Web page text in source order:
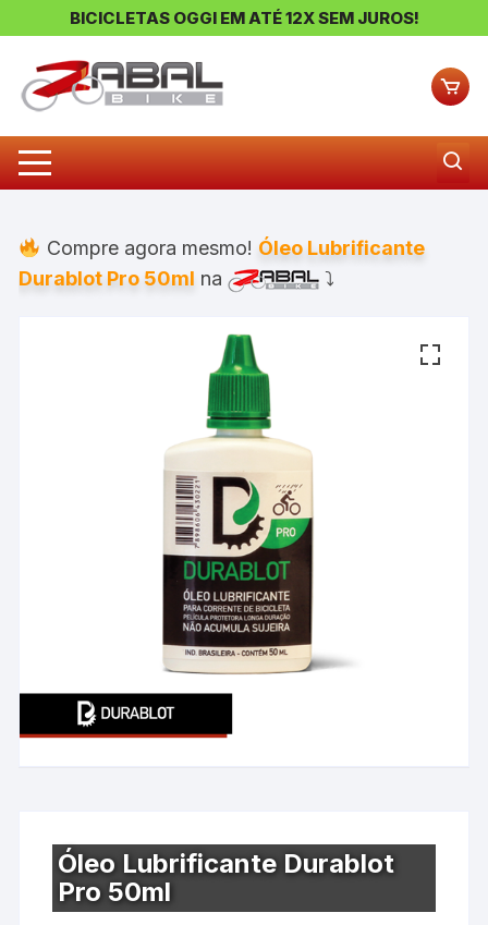
BICICLETAS OGGI EM ATÉ 12X SEM JUROS!
Compre agora mesmo! Óleo Lubrificante
Durablot Pro 50ml na ⤵
Óleo Lubrificante Durablot
Pro 50ml